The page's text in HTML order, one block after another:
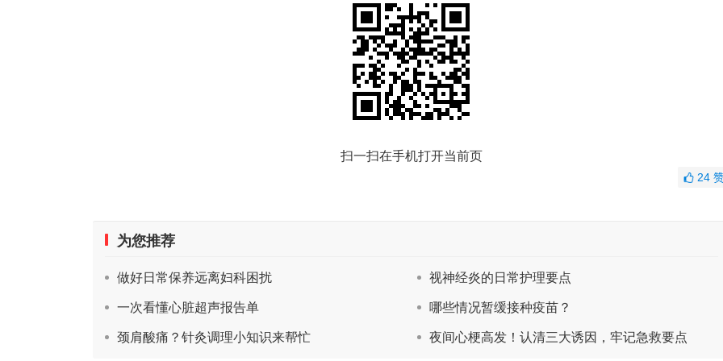
扫一扫在手机打开当前页
24
为您推荐
做好日常保养远离妇科困扰 视神经炎的日常护理要点
一次看懂心脏超声报告单 哪些情况暂缓接种疫苗？
颈肩酸痛？针灸调理小知识来帮忙 夜间心梗高发！认清三大诱因，牢记急救要点